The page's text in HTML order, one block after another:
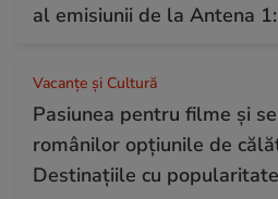
al emisiunii de la Antena 1:
Vacanțe și Cultură
Pasiunea pentru filme și
românilor opțiunile de
Destinațiile cu